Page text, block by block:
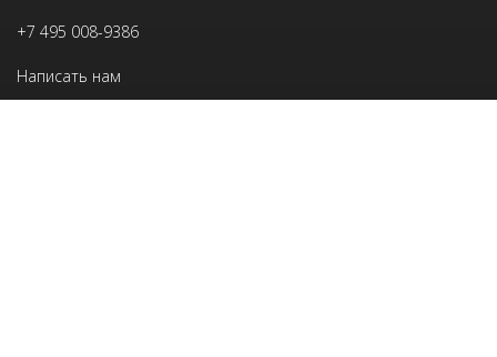
+7 495 008-9386
Написать нам